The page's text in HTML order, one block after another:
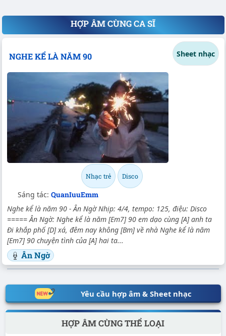
HỢP ÂM CÙNG CA SĨ
NGHE KỂ LÀ NĂM 90 Sheet nhạc
Nhạc trẻ Disco
Sáng tác: QuanIuuEmm
Nghe kể là năm 90 - Ân Ngờ Nhịp: 4/4, tempo: 125, điệu: Disco
===== Ân Ngờ: Nghe kể là năm [Em7] 90 em dạo cùng [A] anh ta
Đi khắp phố [D] xá, đêm nay không [Bm] về nhà Nghe kể là năm
[Em7] 90 chuyện tình của [A] hai ta...
Ân Ngờ
Yêu cầu hợp âm & Sheet nhạc
HỢP ÂM CÙNG THỂ LOẠI